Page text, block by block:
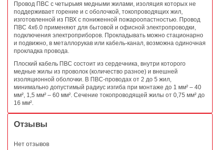
Провод ПВС с четырьмя медными жилами, изоляция которых не
поддерживает горение и с оболочкой, токопроводящих жил,
изготовленной из ПВХ с пониженной пожароопастностью. Провод
ПВС 4х6.0 применяют для бытовой и офисной электропроводки,
подключения электроприборов. Прокладывать можно стационарно
и подвижно, в металлорукав или кабель-канал, возможна одиночная
прокладка провода.
Плоский кабель ПВС состоит из сердечника, внутри которого
медные жилы из проволок (количество разное) и внешней
изоляционной оболочки. В ПВС-проводах от 2 до 5 жил,
минимально допустимый радиус изгиба при монтаже до 1 мм² – 40
мм², 1,5 мм² – 60 мм². Сечение токопроводящей жилы от 0,75 мм² до
16 мм².
Отзывы
Нет отзывов